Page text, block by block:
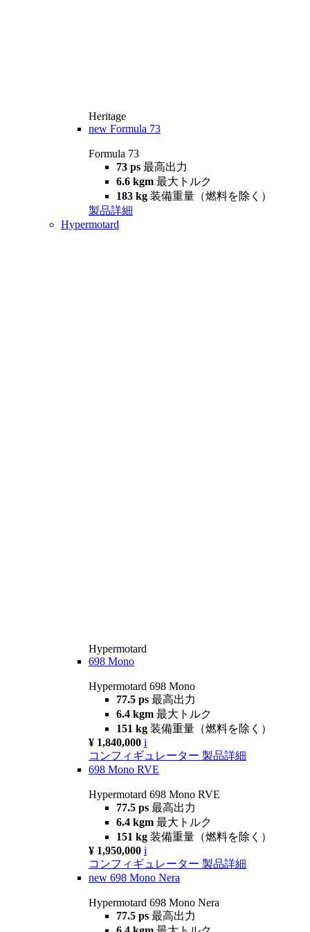
Heritage
new Formula 73
Formula 73
73 ps 最高出力
6.6 kgm 最大トルク
183 kg 装備重量（燃料を除く）
製品詳細
Hypermotard
Hypermotard
698 Mono
Hypermotard 698 Mono
77.5 ps 最高出力
6.4 kgm 最大トルク
151 kg 装備重量（燃料を除く）
¥ 1,840,000 i
コンフィギュレーター 製品詳細
698 Mono RVE
Hypermotard 698 Mono RVE
77.5 ps 最高出力
6.4 kgm 最大トルク
151 kg 装備重量（燃料を除く）
¥ 1,950,000 i
コンフィギュレーター 製品詳細
new 698 Mono Nera
Hypermotard 698 Mono Nera
77.5 ps 最高出力